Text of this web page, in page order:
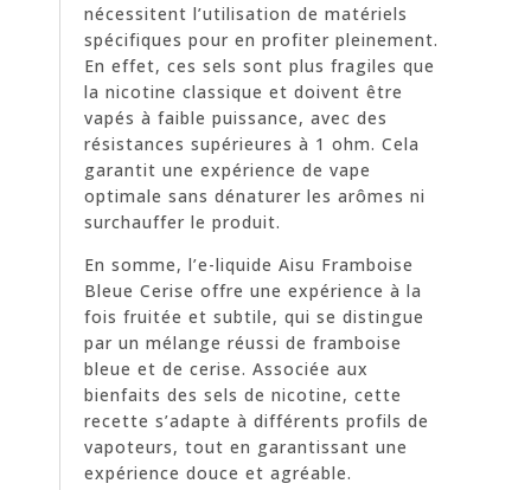
nécessitent l’utilisation de matériels
spécifiques pour en profiter pleinement.
En effet, ces sels sont plus fragiles que
la nicotine classique et doivent être
vapés à faible puissance, avec des
résistances supérieures à 1 ohm. Cela
garantit une expérience de vape
optimale sans dénaturer les arômes ni
surchauffer le produit.
En somme, l’e-liquide Aisu Framboise
Bleue Cerise offre une expérience à la
fois fruitée et subtile, qui se distingue
par un mélange réussi de framboise
bleue et de cerise. Associée aux
bienfaits des sels de nicotine, cette
recette s’adapte à différents profils de
vapoteurs, tout en garantissant une
expérience douce et agréable.